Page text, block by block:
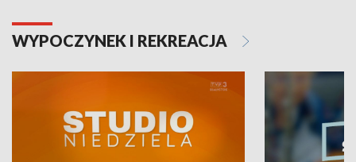
WYPOCZYNEK I REKREACJA